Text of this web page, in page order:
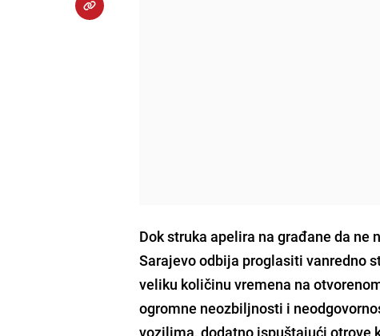
Dok struka apelira na građane da ne
Sarajevo odbija proglasiti vanredno
veliku količinu vremena na
ogromne neozbiljnosti i
vozilima, dodatno ispuštajući otrove